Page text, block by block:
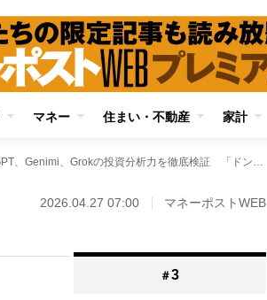
マネー 住まい・不動産 家計
株式投資と相性の良いAIは何か？ ChatGPT、Genimi、Grokの投資分析力を徹底検証 「ドン・キホーテ」運営会社の銘柄分析から見えてきた共通点と相違点《はっしゃん氏が解説》
2026.04.27 07:00 マネーポストWEB
＃3